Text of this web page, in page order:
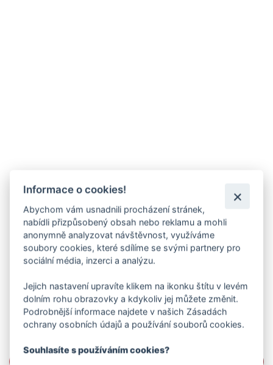
Informace o cookies!
Abychom vám usnadnili procházení stránek,
nabídli přizpůsobený obsah nebo reklamu a mohli
anonymně analyzovat návštěvnost, využíváme
soubory cookies, které sdílíme se svými partnery pro
sociální média, inzerci a analýzu.
Jejich nastavení upravíte klikem na ikonku štítu v levém
dolním rohu obrazovky a kdykoliv jej můžete změnit.
Podrobnější informace najdete v našich Zásadách
ochrany osobních údajů a používání souborů cookies.
Souhlasíte s používáním cookies?